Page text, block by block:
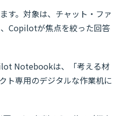
す。対象は、チャット・ファ
Copilotが焦点を絞った回答
Notebookは、「考える材
ト専用のデジタルな作業机に